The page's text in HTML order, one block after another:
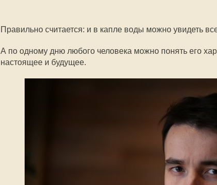
Правильно считается: и в капле воды можно увидеть
А по одному дню любого человека можно понять его
настоящее и будущее.